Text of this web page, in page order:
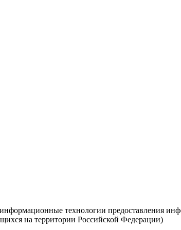
технологии предоставления
на территории Российской Федерации)